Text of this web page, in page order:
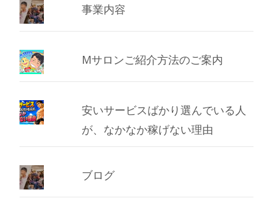
事業内容
Mサロンご紹介方法のご案内
安いサービスばかり選んでいる人
が、なかなか稼げない理由
ブログ